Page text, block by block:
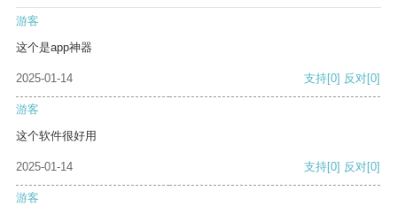
游客
这个是app神器
2025-01-14 支持[0] 反对[0]
游客
这个软件很好用
2025-01-14 支持[0] 反对[0]
游客